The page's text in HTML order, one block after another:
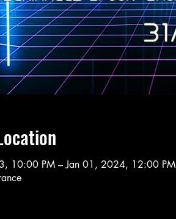
10:00 PM – Jan 01, 2024, 12:00 PM